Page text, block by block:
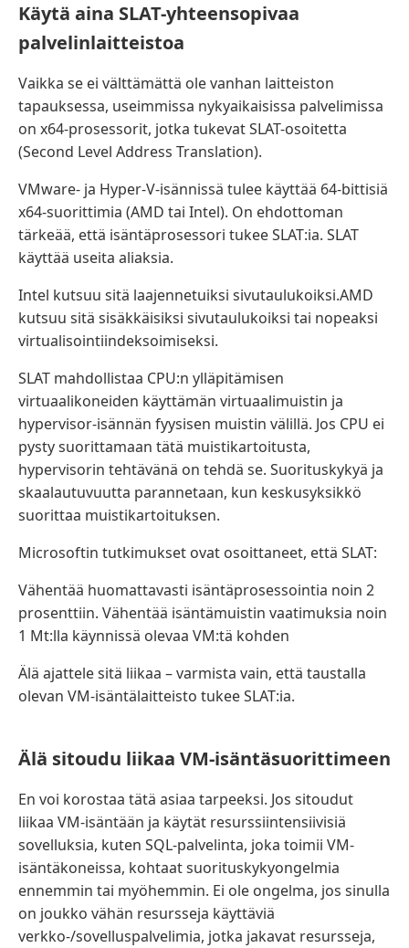
Käytä aina SLAT-yhteensopivaa
palvelinlaitteistoa
Vaikka se ei välttämättä ole vanhan laitteiston
tapauksessa, useimmissa nykyaikaisissa palvelimissa
on x64-prosessorit, jotka tukevat SLAT-osoitetta
(Second Level Address Translation).
VMware- ja Hyper-V-isännissä tulee käyttää 64-bittisiä
x64-suorittimia (AMD tai Intel). On ehdottoman
tärkeää, että isäntäprosessori tukee SLAT:ia. SLAT
käyttää useita aliaksia.
Intel kutsuu sitä laajennetuiksi sivutaulukoiksi.AMD
kutsuu sitä sisäkkäisiksi sivutaulukoiksi tai nopeaksi
virtualisointiindeksoimiseksi.
SLAT mahdollistaa CPU:n ylläpitämisen
virtuaalikoneiden käyttämän virtuaalimuistin ja
hypervisor-isännän fyysisen muistin välillä. Jos CPU ei
pysty suorittamaan tätä muistikartoitusta,
hypervisorin tehtävänä on tehdä se. Suorituskykyä ja
skaalautuvuutta parannetaan, kun keskusyksikkö
suorittaa muistikartoituksen.
Microsoftin tutkimukset ovat osoittaneet, että SLAT:
Vähentää huomattavasti isäntäprosessointia noin 2
prosenttiin. Vähentää isäntämuistin vaatimuksia noin
1 Mt:lla käynnissä olevaa VM:tä kohden
Älä ajattele sitä liikaa – varmista vain, että taustalla
olevan VM-isäntälaitteisto tukee SLAT:ia.
Älä sitoudu liikaa VM-isäntäsuorittimeen
En voi korostaa tätä asiaa tarpeeksi. Jos sitoudut
liikaa VM-isäntään ja käytät resurssiintensiivisiä
sovelluksia, kuten SQL-palvelinta, joka toimii VM-
isäntäkoneissa, kohtaat suorituskykyongelmia
ennemmin tai myöhemmin. Ei ole ongelma, jos sinulla
on joukko vähän resursseja käyttäviä
verkko-/sovelluspalvelimia, jotka jakavat resursseja,